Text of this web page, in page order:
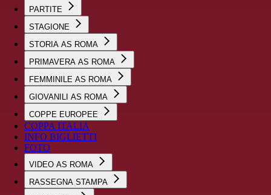
PARTITE
STAGIONE
STORIA AS ROMA
PRIMAVERA AS ROMA
FEMMINILE AS ROMA
GIOVANILI AS ROMA
COPPE EUROPEE
COPPA ITALIA
INFO BIGLIETTI
FOTO
VIDEO AS ROMA
RASSEGNA STAMPA